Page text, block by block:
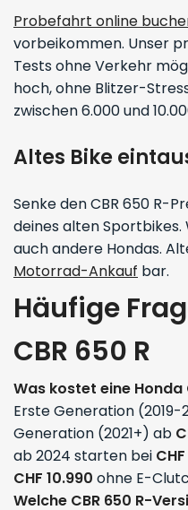
Probefahrt online
vorbeikommen. Unser
Tests ohne Verkehr
hoch, ohne Blitzer-
zwischen 6.000 und
Altes Bike
Senke den CBR 650 R-
deines alten
auch andere Hondas.
Motorrad-Ankauf bar.
Häufige
CBR 650 R
Was kostet eine Honda
Erste Generation (2019-
Generation (2021+) ab
ab 2024 starten bei
CHF 10.990 ohne E-
Welche CBR 650 R-